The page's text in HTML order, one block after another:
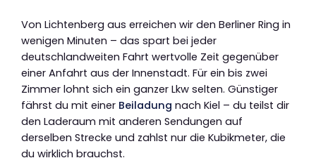
Von Lichtenberg aus erreichen wir den Berliner Ring in
wenigen Minuten – das spart bei jeder
deutschlandweiten Fahrt wertvolle Zeit gegenüber
einer Anfahrt aus der Innenstadt. Für ein bis zwei
Zimmer lohnt sich ein ganzer Lkw selten. Günstiger
fährst du mit einer Beiladung nach Kiel – du teilst dir
den Laderaum mit anderen Sendungen auf
derselben Strecke und zahlst nur die Kubikmeter, die
du wirklich brauchst.